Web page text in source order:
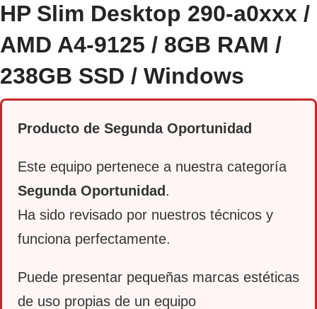
HP Slim Desktop 290-a0xxx /
AMD A4-9125 / 8GB RAM /
238GB SSD / Windows
Producto de Segunda Oportunidad
Este equipo pertenece a nuestra categoría
Segunda Oportunidad .
Ha sido revisado por nuestros técnicos y
funciona perfectamente.
Puede presentar pequeñas marcas estéticas
de uso propias de un equipo